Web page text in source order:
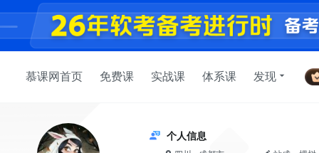
慕课网首页 免费课 实战课 体系课 发现
个人信息